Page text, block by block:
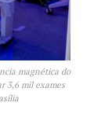
magnética do
3,6 mil exames